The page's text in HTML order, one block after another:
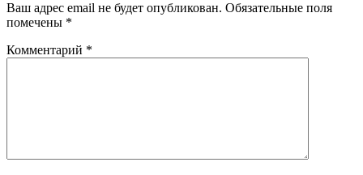
Ваш адрес email не будет опубликован. Обязательные поля
помечены *
Комментарий *